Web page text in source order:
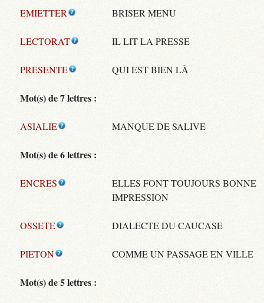
EMIETTER BRISER MENU
LECTORAT IL LIT LA PRESSE
PRESENTE QUI EST BIEN LÀ
Mot(s) de 7 lettres :
ASIALIE MANQUE DE SALIVE
Mot(s) de 6 lettres :
ENCRES
ELLES FONT TOUJOURS BONNE
IMPRESSION
OSSETE DIALECTE DU CAUCASE
PIETON COMME UN PASSAGE EN VILLE
Mot(s) de 5 lettres :